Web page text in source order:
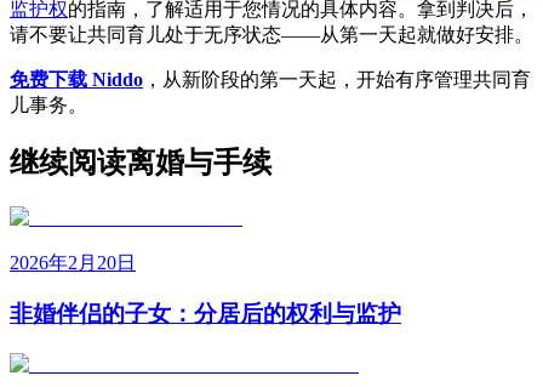
监护权的指南，了解适用于您情况的具体内容。拿到判决后，
请不要让共同育儿处于无序状态——从第一天起就做好安排。
免费下载 Niddo ，从新阶段的第一天起，开始有序管理共同育
儿事务。
继续阅读离婚与手续
2026年2月20日
非婚伴侣的子女：分居后的权利与监护